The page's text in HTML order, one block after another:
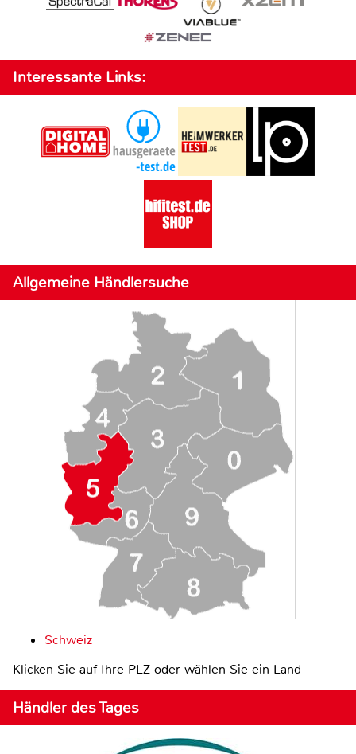
Interessante Links:
Allgemeine Händlersuche
Schweiz
Klicken Sie auf Ihre PLZ oder wählen Sie ein Land
Händler des Tages